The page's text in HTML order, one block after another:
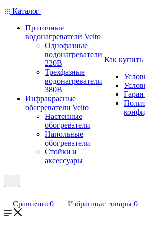
Каталог
Проточные
водонагреватели Veito
Однофазные
водонагреватели
220В
Трехфазные
водонагреватели
380В
Инфракрасные
обогреватели Veito
Настенные
обогреватели
Напольные
обогреватели
Стойки и
аксессуары
Как купить
Сравнение0 Избранные товары 0